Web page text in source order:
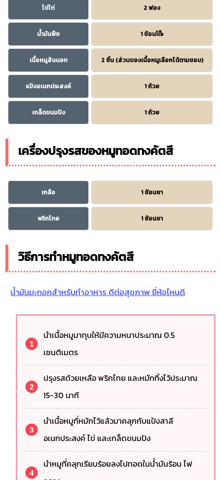
ไข่ไก่ 2 ฟอง
น้ำมันพืช 1 ช้อนโต๊ะ
เนื้อหมูสันนอก 2 ชิ้น (ส่วนของเนื้อหมูเลือกได้ตามชอบ)
แป้งอเนกประสงค์ 1 ถ้วย
เกล็ดขนมปัง 1 ถ้วย
เครื่องปรุงรสของหมูทอดทงคัตสึ
เกลือ 1 ช้อนชา
พริกไทย 1 ช้อนชา
วิธีการทำหมูทอดทงคัตสึ
น้ำมันมะกอกสำหรับทำอาหาร ดีต่อสุขภาพ ยี่ห้อไหนดี
นำเนื้อหมูมาทุบให้มีความหนาประมาณ 0.5
เซนติเมตร
ปรุงรสด้วยเหลือ พริกไทย และหมักทิ้งไว้ประมาณ
15-30 นาที
นำเนื้อหมูที่หมักไว้แล้วมาคลุกกับแป้งสาลี
อเนกประสงค์ ไข่ และเกล็ดขนมปัง
นำหมูที่คลุกเรียบร้อยลงไปทอดในน้ำมันร้อน ไฟ